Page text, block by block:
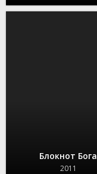
Блокнот Бога
2011